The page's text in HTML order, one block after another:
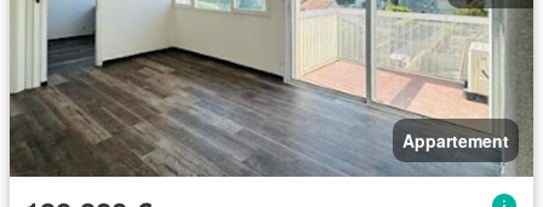
Appartement